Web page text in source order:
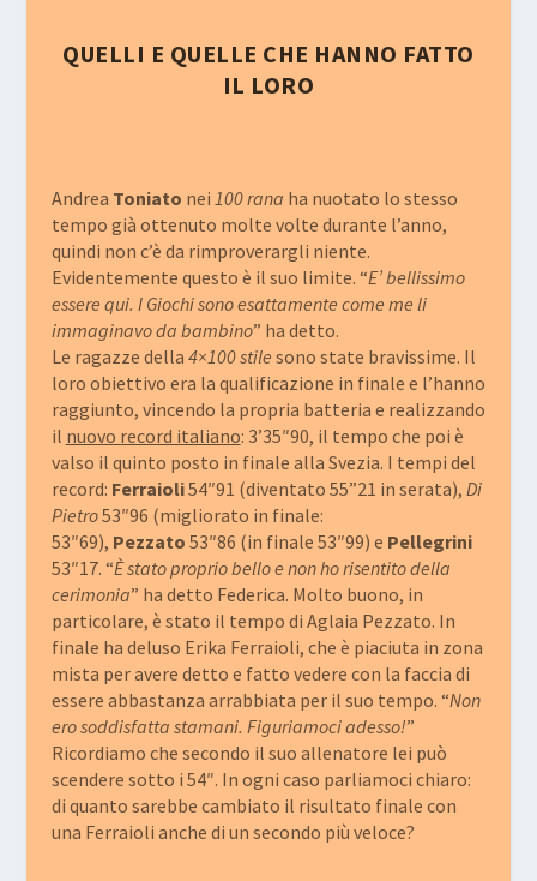
QUELLI E QUELLE CHE HANNO FATTO
IL LORO
Andrea Toniato nei 100 rana ha nuotato lo stesso
tempo già ottenuto molte volte durante l’anno,
quindi non c’è da rimproverargli niente.
Evidentemente questo è il suo limite. “E’ bellissimo
essere qui. I Giochi sono esattamente come me li
immaginavo da bambino” ha detto.
Le ragazze della 4×100 stile sono state bravissime. Il
loro obiettivo era la qualificazione in finale e l’hanno
raggiunto, vincendo la propria batteria e realizzando
il nuovo record italiano: 3’35″90, il tempo che poi è
valso il quinto posto in finale alla Svezia. I tempi del
record: Ferraioli54″91 (diventato 55”21 in serata), Di
Pietro53″96 (migliorato in finale:
53″69), Pezzato 53″86 (in finale 53″99) e Pellegrini
53″17. “È stato proprio bello e non ho risentito della
cerimonia” ha detto Federica. Molto buono, in
particolare, è stato il tempo di Aglaia Pezzato. In
finale ha deluso Erika Ferraioli, che è piaciuta in zona
mista per avere detto e fatto vedere con la faccia di
essere abbastanza arrabbiata per il suo tempo. “Non
ero soddisfatta stamani. Figuriamoci adesso!”
Ricordiamo che secondo il suo allenatore lei può
scendere sotto i 54″. In ogni caso parliamoci chiaro:
di quanto sarebbe cambiato il risultato finale con
una Ferraioli anche di un secondo più veloce?